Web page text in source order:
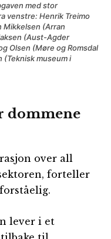
med stor
venstre: Henrik Treimo
Mikkelsen (Arran
(Aust-Agder
Olsen (Møre og Romsdal
(Teknisk museum i
dommene
over all
forteller
lever i et